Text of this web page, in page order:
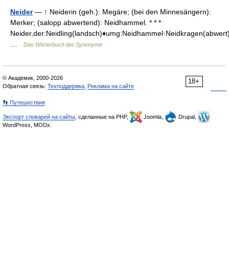
Neider— ↑ Neiderin (geh.): Megäre; (bei den Minnesängern):
Merker; (salopp abwertend): Neidhammel. * * *
Das Wörterbuch der Synonyme
18+
© Академик, 2000-2026
Обратная связь: Техподдержка Реклама на сайте
👣 Путешествия
Экспорт словарей на сайты , сделанные на PHP, Joomla,
Drupal,
WordPress, MODx.